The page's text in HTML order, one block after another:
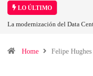
LO ÚLTIMO
La modernización del Data
Home
Felipe Hughes